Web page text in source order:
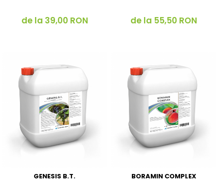
de la 39,00 RON de la 55,50 RON
GENESIS B.T. BORAMIN COMPLEX